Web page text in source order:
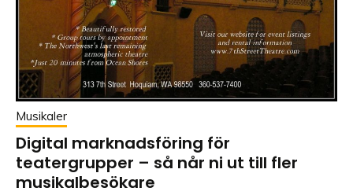
Musikaler
Digital marknadsföring för
teatergrupper – så når ni ut till fler
musikalbesökare